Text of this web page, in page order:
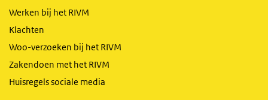
Werken bij het RIVM
Klachten
Woo-verzoeken bij het RIVM
Zakendoen met het RIVM
Huisregels sociale media